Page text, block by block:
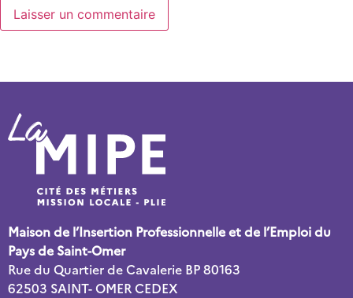
Maison de l’Insertion Professionnelle et de l’Emploi du
Pays de Saint-Omer
Rue du Quartier de Cavalerie BP 80163
62503 SAINT- OMER CEDEX